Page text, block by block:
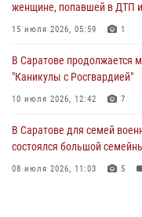
В Саратове продолжается
"Каникулы с Росгвардией"
В Саратовской области при
задержан подозреваемый в
женщине, попавшей в ДТП
15 июля 2026, 05:59 1
В Саратове продолжается
"Каникулы с Росгвардией"
10 июля 2026, 12:42 7
В Саратове для семей
состоялся большой
08 июля 2026, 11:03 5